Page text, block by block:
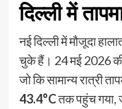
दिल्ली में
नई दिल्ली में मौजूदा
चुके हैं। 24 मई 2026 की
जो कि सामान्य रात्री
43.4°Cतक पहुंच गया,